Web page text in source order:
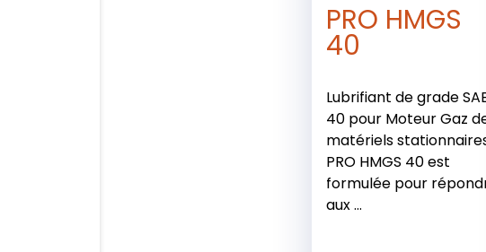
PRO HMGS
40
Lubrifiant de grade
40 pour Moteur Gaz
matériels
PRO HMGS 40 est
formulée pour
aux ...